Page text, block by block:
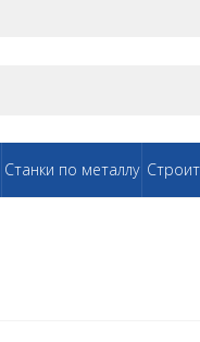
Станки по металлу